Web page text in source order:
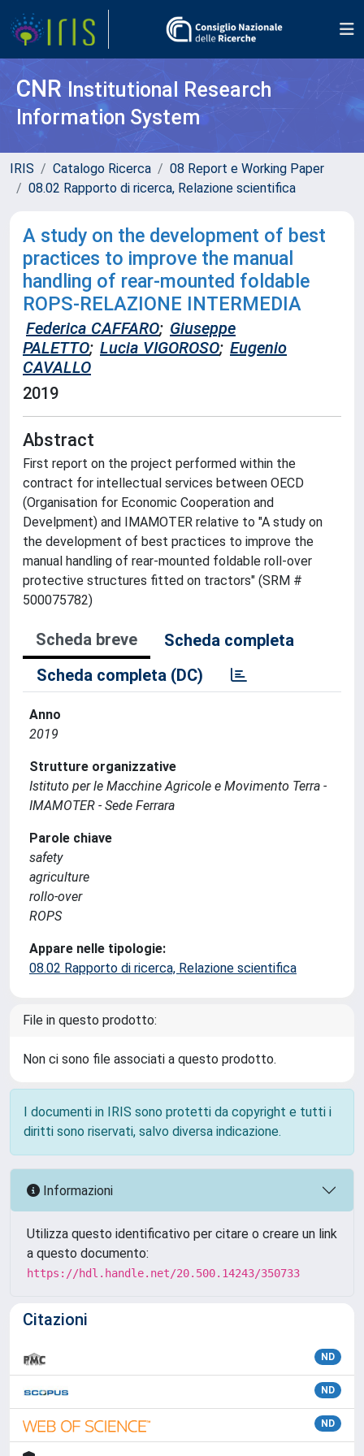
CNR Institutional Research
Information System
IRIS Catalogo Ricerca
08 Report e Working Paper
08.02 Rapporto di ricerca, Relazione scientifica
A study on the development of best
practices to improve the manual
handling of rear-mounted foldable
ROPS-RELAZIONE INTERMEDIA
Federica CAFFARO; Giuseppe
PALETTO; Lucia VIGOROSO; Eugenio
CAVALLO
2019
Abstract
First report on the project performed within the
contract for intellectual services between OECD
(Organisation for Economic Cooperation and
Develpment) and IMAMOTER relative to "A study on
the development of best practices to improve the
manual handling of rear-mounted foldable roll-over
protective structures fitted on tractors" (SRM #
500075782)
Scheda breve
Scheda completa
Scheda completa (DC)
Anno
2019
Strutture organizzative
Istituto per le Macchine Agricole e Movimento Terra -
IMAMOTER - Sede Ferrara
Parole chiave
safety
agriculture
rollo-over
ROPS
Appare nelle tipologie:
08.02 Rapporto di ricerca, Relazione scientifica
File in questo prodotto:
Non ci sono file associati a questo prodotto.
I documenti in IRIS sono protetti da copyright e tutti i
diritti sono riservati, salvo diversa indicazione.
Informazioni
Utilizza questo identificativo per citare o creare un link
a questo documento:
https://hdl.handle.net/20.500.14243/350733
Citazioni
ND
ND
ND